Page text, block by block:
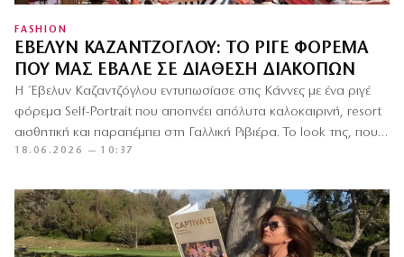
FASHION
ΈΒΕΛΥΝ ΚΑΖΑΝΤΖΌΓΛΟΥ: ΤΟ ΡΙΓΈ ΦΌΡΕΜΑ
ΠΟΥ ΜΑΣ ΈΒΑΛΕ ΣΕ ΔΙΆΘΕΣΗ ΔΙΑΚΟΠΏΝ
Η Έβελυν Καζαντζόγλου εντυπωσίασε στις Κάννες με ένα ριγέ
φόρεμα Self-Portrait που αποπνέει απόλυτα καλοκαιρινή, resort
αισθητική και παραπέμπει στη Γαλλική Ριβιέρα. Το look της, που…
18.06.2026 — 10:37